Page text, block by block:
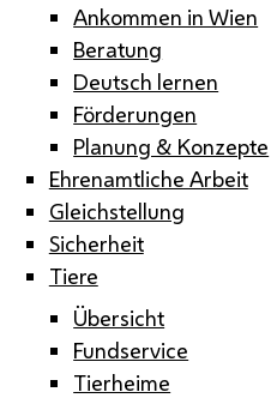
Ankommen in Wien
Beratung
Deutsch lernen
Förderungen
Planung & Konzepte
Ehrenamtliche Arbeit
Gleichstellung
Sicherheit
Tiere
Übersicht
Fundservice
Tierheime